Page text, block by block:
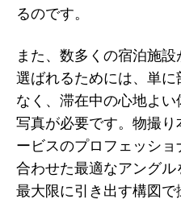
るのです。
また、数多くの宿泊施
選ばれるためには、単
なく、滞在中の心地よ
写真が必要です。物撮
ービスのプロフェッシ
合わせた最適なアング
最大限に引き出す構図で